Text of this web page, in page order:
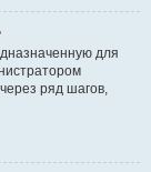
для
ряд шагов,